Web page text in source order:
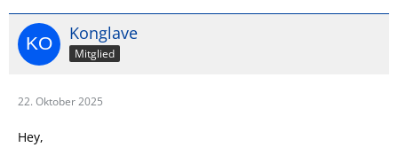
Konglave
Mitglied
22. Oktober 2025
Hey,